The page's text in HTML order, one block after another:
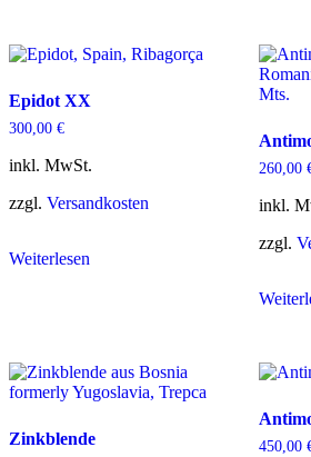
Epidot XX
300,00 €
inkl. MwSt.
zzgl. Versandkosten
Weiterlesen
260,00
inkl.
zzgl.
Zinkblende 450,00